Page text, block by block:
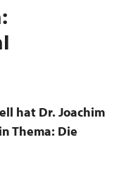
hat Dr. Joachim
Thema: Die